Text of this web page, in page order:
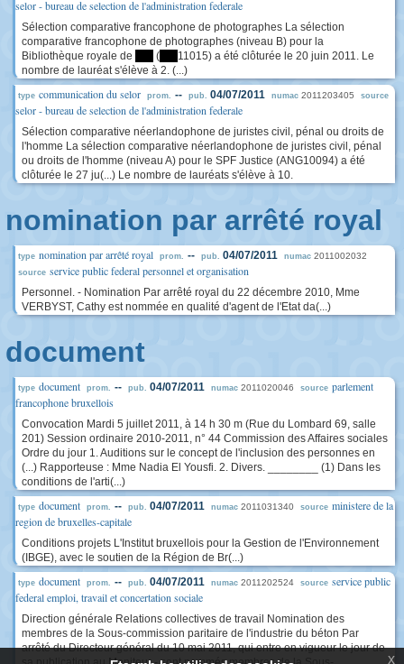
selor - bureau de selection de l'administration federale
Sélection comparative francophone de photographes La sélection
comparative francophone de photographes (niveau B) pour la
Bibliothèque royale de
(
11015) a été clôturée le 20 juin 2011. Le
nombre de lauréat s'élève à 2. (...)
type communication du selor prom. -- pub. 04/07/2011 numac 2011203405 source
selor - bureau de selection de l'administration federale
Sélection comparative néerlandophone de juristes civil, pénal ou droits de
l'homme La sélection comparative néerlandophone de juristes civil, pénal
ou droits de l'homme (niveau A) pour le SPF Justice (ANG10094) a été
clôturée le 27 ju(...) Le nombre de lauréats s'élève à 10.
nomination par arrêté royal
type nomination par arrêté royal prom. -- pub. 04/07/2011 numac 2011002032
source service public federal personnel et organisation
Personnel. - Nomination Par arrêté royal du 22 décembre 2010, Mme
VERBYST, Cathy est nommée en qualité d'agent de l'Etat da(...)
document
type document prom. -- pub. 04/07/2011 numac 2011020046 source parlement
francophone bruxellois
Convocation Mardi 5 juillet 2011, à 14 h 30 m (Rue du Lombard 69, salle
201) Session ordinaire 2010-2011, n° 44 Commission des Affaires sociales
Ordre du jour 1. Auditions sur le concept de l'inclusion des personnes en
(...) Rapporteuse : Mme Nadia El Yousfi. 2. Divers. ________ (1) Dans les
conditions de l'arti(...)
type document prom. -- pub. 04/07/2011 numac 2011031340 source ministere de la
region de bruxelles-capitale
Conditions projets L'Institut bruxellois pour la Gestion de l'Environnement
(IBGE), avec le soutien de la Région de Br(...)
type document prom. -- pub. 04/07/2011 numac 2011202524 source service public
federal emploi, travail et concertation sociale
Direction générale Relations collectives de travail Nomination des
membres de la Sous-commission paritaire de l'industrie du béton Par
arrêté du Directeur général du 10 mai 2011, qui entre en vigueur le jour de
x